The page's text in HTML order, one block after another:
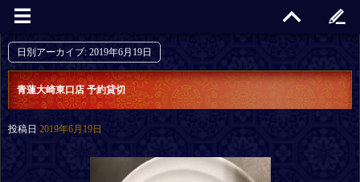
日別アーカイブ: 2019年6月19日
青蓮大崎東口店 予約貸切
投稿日 2019年6月19日